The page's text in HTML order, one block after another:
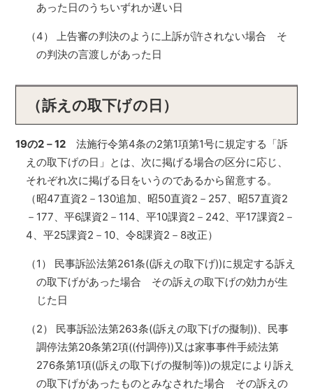
あった日のうちいずれか遅い日
（4） 上告審の判決のように上訴が許されない場合 そ
の判決の言渡しがあった日
（訴えの取下げの日）
19の2－12法施行令第4条の2第1項第1号に規定する「訴
えの取下げの日」とは、次に掲げる場合の区分に応じ、
それぞれ次に掲げる日をいうのであるから留意する。
（昭47直資2－130追加、昭50直資2－257、昭57直資2
－177、平6課資2－114、平10課資2－242、平17課資2－
4、平25課資2－10、令8課資2－8改正）
（1） 民事訴訟法第261条((訴えの取下げ))に規定する訴え
の取下げがあった場合 その訴えの取下げの効力が生
じた日
（2） 民事訴訟法第263条((訴えの取下げの擬制))、民事
調停法第20条第2項((付調停))又は家事事件手続法第
276条第1項((訴えの取下げの擬制等))の規定により訴え
の取下げがあったものとみなされた場合 その訴えの